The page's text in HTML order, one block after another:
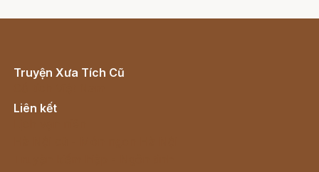
Truyện Xưa Tích Cũ
Liên kết